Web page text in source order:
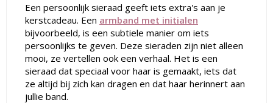
Een persoonlijk sieraad geeft iets extra's aan je
kerstcadeau. Een armband met initialen
bijvoorbeeld, is een subtiele manier om iets
persoonlijks te geven. Deze sieraden zijn niet alleen
mooi, ze vertellen ook een verhaal. Het is een
sieraad dat speciaal voor haar is gemaakt, iets dat
ze altijd bij zich kan dragen en dat haar herinnert aan
jullie band.